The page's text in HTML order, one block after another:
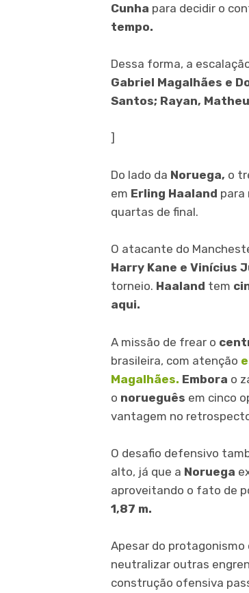
Cunha para decidir o
tempo.
Dessa forma, a
Gabriel Magalhães e
Santos; Rayan,
]
Do lado da Noruega, o
em Erling Haaland para
quartas de final.
O atacante do
Harry Kane e Vinícius
torneio. Haaland tem
aqui.
A missão de frear o
brasileira, com atenção
Magalhães. Embora o
o norueguês em cinco
vantagem no
O desafio defensivo
alto, já que a Noruega
aproveitando o fato de
1,87 m.
Apesar do
neutralizar outras
construção ofensiva